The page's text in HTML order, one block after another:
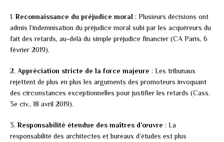
1.Reconnaissance du préjudice moral : Plusieurs décisions ont
admis l’indemnisation du préjudice moral subi par les acquéreurs du
fait des retards, au-delà du simple préjudice financier (CA Paris, 6
février 2019).
2. Appréciation stricte de la force majeure : Les tribunaux
rejettent de plus en plus les arguments des promoteurs invoquant
des circonstances exceptionnelles pour justifier les retards (Cass.
3e civ., 18 avril 2019).
3.Responsabilité étendue des maîtres d’œuvre : La
responsabilité des architectes et bureaux d’études est plus